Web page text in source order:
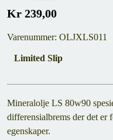
Kr 239,00
Varenummer: OLJXLS011
Limited Slip
Mineralolje LS 80w90
differensialbrems der det er
egenskaper.